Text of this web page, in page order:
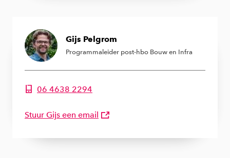
Gijs Pelgrom
Programmaleider post-hbo Bouw en Infra
06 4638 2294
Telefoonnummer van Gijs Pelgrom
Stuur Gijs een email